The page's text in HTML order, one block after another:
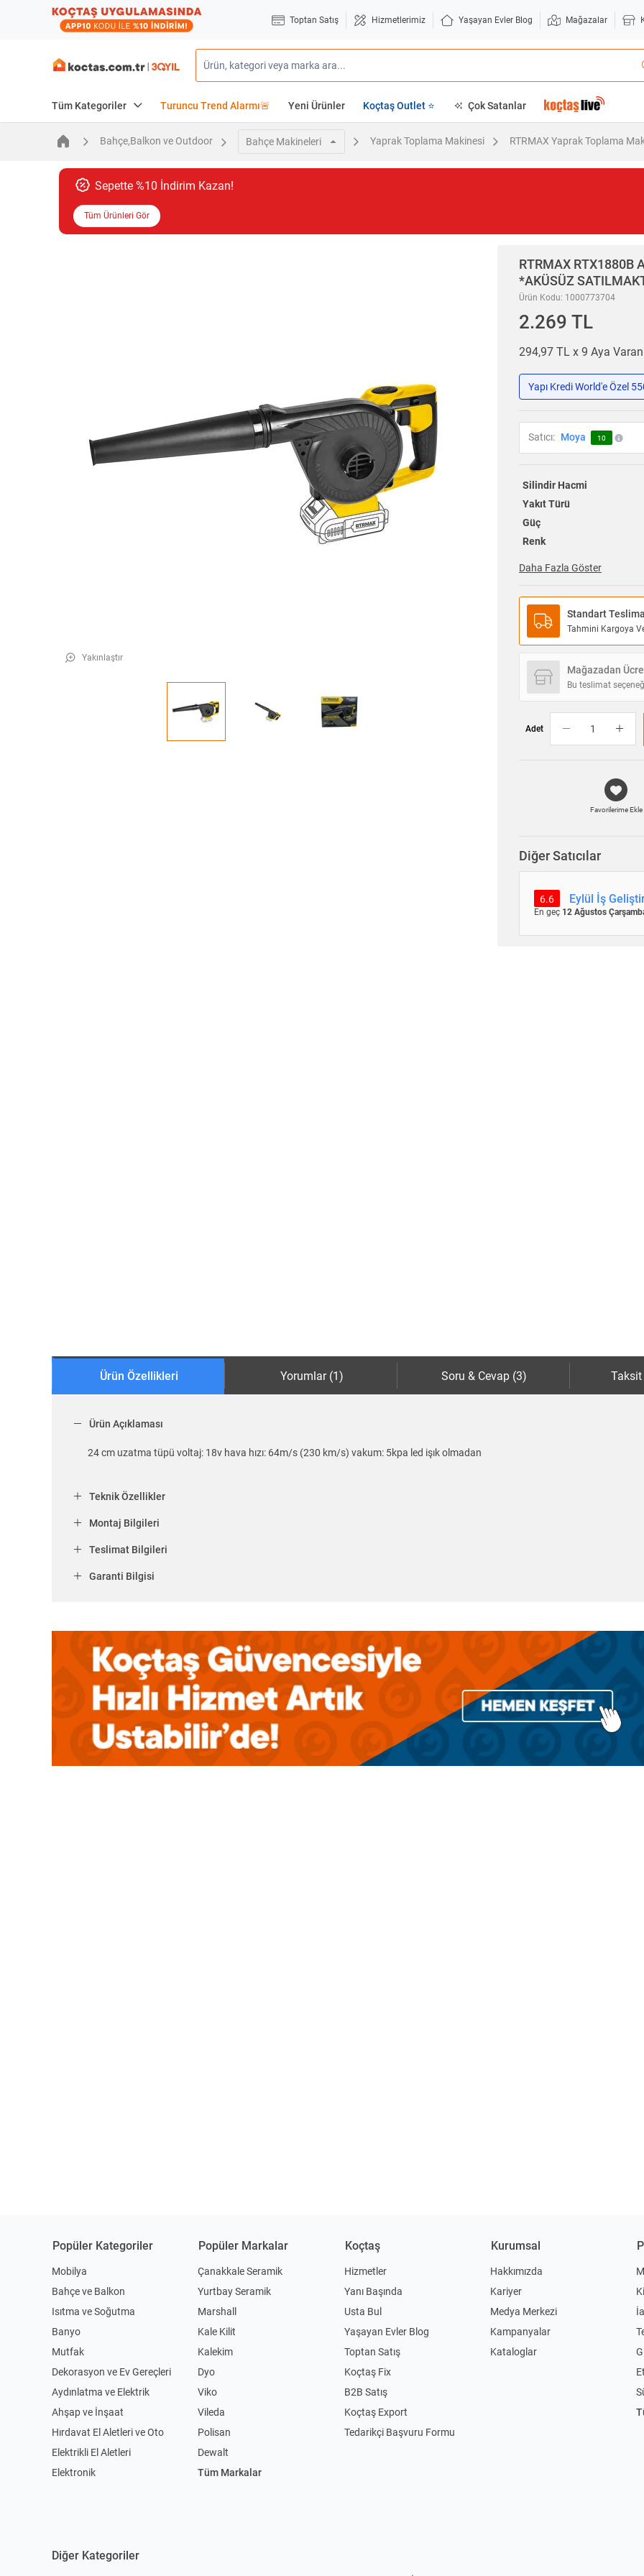
Toptan Satış Hizmetlerimiz Yaşayan Evler Blog Mağazalar
Tüm Kategoriler Turuncu Trend Alarmı🚨 Yeni Ürünler Koçtaş Outlet ⭐ Çok Satanlar
Bahçe,Balkon ve Outdoor Bahçe Makineleri Yaprak Toplama Makinesi RTRMAX Yaprak Toplama
Sepette %10 İndirim Kazan!
Tüm Ürünleri Gör
Yakınlaştır
RTRMAX RTX1880B
*AKÜSÜZ
Ürün Kodu: 1000773704
2.269 TL
294,97 TL x 9 Aya Varan
Yapı Kredi World'e Özel
Satıcı: Moya 10
Silindir Hacmi
Yakıt Türü
Güç
Renk
Daha Fazla Göster
Standart
Tahmini Kargoya
Mağazadan
Bu teslimat
Adet
Favorilerime Ekle
Diğer Satıcılar
6.6 Eylül İş
En geç 12 Ağustos
Ürün Özellikleri Yorumlar (1) Soru & Cevap (3) Taksit
Ürün Açıklaması
24 cm uzatma tüpü voltaj: 18v hava hızı: 64m/s (230 km/s) vakum: 5kpa led işık olmadan
Teknik Özellikler
Montaj Bilgileri
Teslimat Bilgileri
Garanti Bilgisi
Popüler Kategoriler
Mobilya
Bahçe ve Balkon
Isıtma ve Soğutma
Banyo
Mutfak
Dekorasyon ve Ev Gereçleri
Aydınlatma ve Elektrik
Ahşap ve İnşaat
Hırdavat El Aletleri ve Oto
Elektrikli El Aletleri
Elektronik
Popüler Markalar
Çanakkale Seramik
Yurtbay Seramik
Marshall
Kale Kilit
Kalekim
Dyo
Viko
Vileda
Polisan
Dewalt
Tüm Markalar
Koçtaş
Hizmetler
Yanı Başında
Usta Bul
Yaşayan Evler Blog
Toptan Satış
Koçtaş Fix
B2B Satış
Koçtaş Export
Tedarikçi Başvuru Formu
Kurumsal
Hakkımızda
Kariyer
Medya Merkezi
Kampanyalar
Kataloglar
Diğer Kategoriler